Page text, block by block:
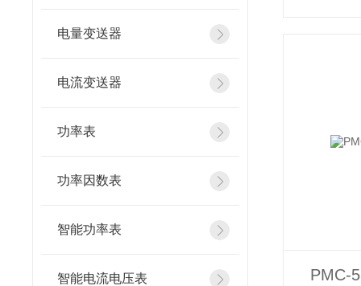
电量变送器
电流变送器
功率表
功率因数表
智能功率表
智能电流电压表 PMC-